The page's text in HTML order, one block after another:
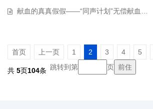
献血的真真假假——“同声计划”无偿献血宣传片（作品058）
首页 上一页 1 2 3 4 5
共 5页104条 跳转到第 页